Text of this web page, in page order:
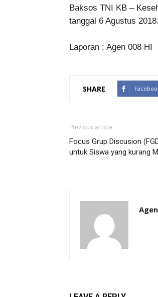
Baksos TNI KB –
tanggal 6 Agustus 2018.
Laporan : Agen 008 HI
SHARE
Previous article
Focus Grup Discusion
untuk Siswa yang kurang